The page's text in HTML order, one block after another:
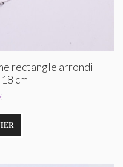
rectangle arrondi
cm